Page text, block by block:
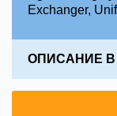
Exchanger,
ОПИСАНИЕ В